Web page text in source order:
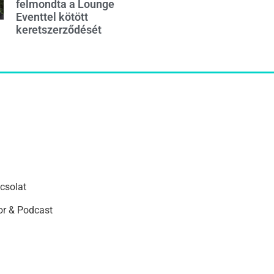
felmondta a Lounge
Eventtel kötött
keretszerződését
& Podcast